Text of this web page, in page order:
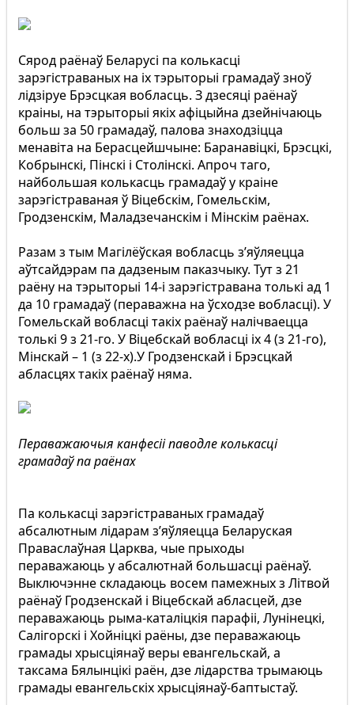
Сярод раёнаў Беларусі па колькасці
зарэгістраваных на іх тэрыторыі грамадаў зноў
лідзіруе Брэсцкая вобласць. З дзесяці раёнаў
краіны, на тэрыторыі якіх афіцыйна дзейнічаюць
больш за 50 грамадаў, палова знаходзіцца
менавіта на Берасцейшчыне: Баранавіцкі, Брэсцкі,
Кобрынскі, Пінскі і Столінскі. Апроч таго,
найбольшая колькасць грамадаў у краіне
зарэгістраваная ў Віцебскім, Гомельскім,
Гродзенскім, Маладзечанскім і Мінскім раёнах.
Разам з тым Магілёўская вобласць з’яўляецца
аўтсайдэрам па дадзеным паказчыку. Тут з 21
раёну на тэрыторыі 14-і зарэгістравана толькі ад 1
да 10 грамадаў (пераважна на ўсходзе вобласці). У
Гомельскай вобласці такіх раёнаў налічваецца
толькі 9 з 21-го. У Віцебскай вобласці іх 4 (з 21-го),
Мінскай – 1 (з 22-х).У Гродзенскай і Брэсцкай
абласцях такіх раёнаў няма.
Пераважаючыя канфесіі паводле колькасці
грамадаў па раёнах
Па колькасці зарэгістраваных грамадаў
абсалютным лідарам з’яўляецца Беларуская
Праваслаўная Царква, чые прыходы
пераважаюць у абсалютнай большасці раёнаў.
Выключэнне складаюць восем памежных з Літвой
раёнаў Гродзенскай і Віцебскай абласцей, дзе
пераважаюць рыма-каталіцкія парафіі, Лунінецкі,
Салігорскі і Хойніцкі раёны, дзе пераважаюць
грамады хрысціянаў веры евангельскай, а
таксама Бялынцікі раён, дзе лідарства трымаюць
грамады евангельскіх хрысціянаў-баптыстаў.